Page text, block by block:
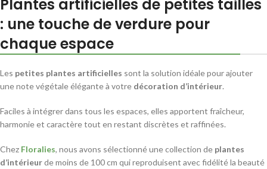
Plantes artificielles de petites tailles
: une touche de verdure pour
chaque espace
Les petites plantes artificielles sont la solution idéale pour ajouter
une note végétale élégante à votre décoration d’intérieur.
Faciles à intégrer dans tous les espaces, elles apportent fraîcheur,
harmonie et caractère tout en restant discrètes et raffinées.
Chez Floralies, nous avons sélectionné une collection de plantes
d’intérieurde moins de 100 cm qui reproduisent avec fidélité la beauté